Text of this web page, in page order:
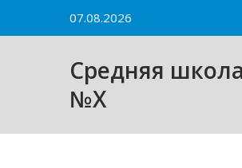
07.08.2026
Средняя школа
№X